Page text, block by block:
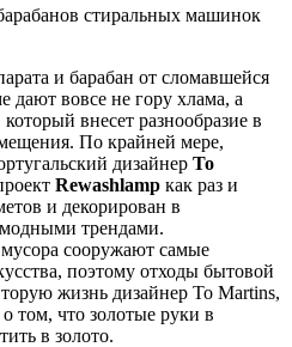
стиральных машинок
и барабан от сломавшейся
вовсе не гору хлама, а
внесет разнообразие в
По крайней мере,
дизайнер То
Rewashlamp как раз и
и декорирован в
трендами.
сооружают самые
поэтому отходы бытовой
жизнь дизайнер To Martins,
том, что золотые руки в
в золото.